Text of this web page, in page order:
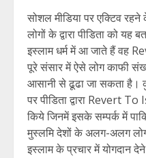
सोशल मीडिया पर एक्टिव
लोगों के द्वारा पीडिता को यह
इस्लाम धर्म में आ जाते हैं वह
पूरे संसार में ऐसे लोग काफी
आसानी से ढूढा जा सकता है।
पर पीडिता द्वारा Revert
किये जिनमें इसके सम्पर्क में
मुस्लमि देशों के अलग-अलग
इस्लाम के प्रचार में योगदान